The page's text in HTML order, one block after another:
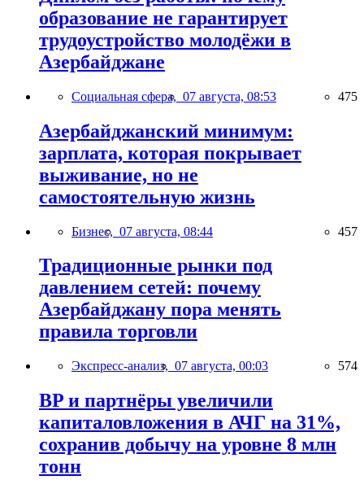
образование не гарантирует
трудоустройство молодёжи в
Азербайджане
Социальная сфера, 07 августа, 08:53 475
Азербайджанский минимум:
зарплата, которая покрывает
выживание, но не
самостоятельную жизнь
Бизнес, 07 августа, 08:44 457
Традиционные рынки под
давлением сетей: почему
Азербайджану пора менять
правила торговли
Экспресс-анализ, 07 августа, 00:03 574
BP и партнёры увеличили
капиталовложения в АЧГ на 31%,
сохранив добычу на уровне 8 млн
тонн